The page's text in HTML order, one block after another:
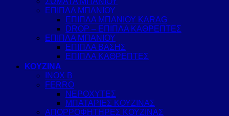
ΕΠΙΠΛΑ ΜΠΑΝΙΟΥ
ΕΠΙΠΛΑ ΜΠΑΝΙΟΥ KARAG
DROP – ΕΠΙΠΛΑ ΚΑΘΡΕΠΤΕΣ
ΕΠΙΠΛΑ ΜΠΑΝΙΟΥ
ΕΠΙΠΛΑ ΒΑΣΗΣ
ΕΠΙΠΛΑ ΚΑΘΡΕΠΤΕΣ
ΚΟΥΖΙΝΑ
INOX B
FERRO
ΝΕΡΟΧΥΤΕΣ
ΜΠΑΤΑΡΙΕΣ ΚΟΥΖΙΝΑΣ
ΑΠΟΡΡΟΦΗΤΗΡΕΣ ΚΟΥΖΙΝΑΣ